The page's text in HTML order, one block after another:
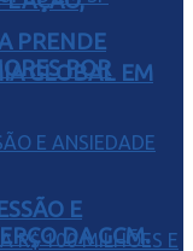
GLOBAL EM
PRENDE
POR
E
DA GCM.